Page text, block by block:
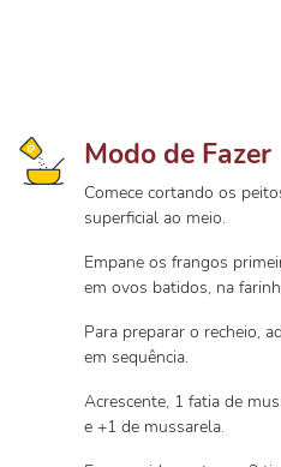
Modo de Fazer
Comece cortando os
superficial ao meio.
Empane os frangos
em ovos batidos, na
Para preparar o recheio,
em sequência.
Acrescente, 1 fatia de
e +1 de mussarela.